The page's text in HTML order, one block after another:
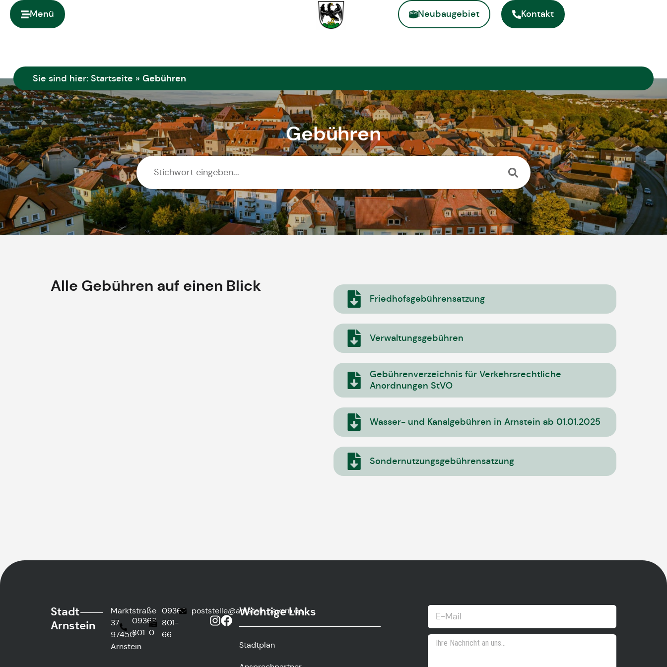
springenMenü Neubaugebiet Kontakt
Sie sind hier: Startseite » Gebühren
Gebühren
Alle Gebühren auf einen Blick
Friedhofsgebührensatzung
Verwaltungsgebühren
Gebührenverzeichnis für Verkehrsrechtliche
Anordnungen StVO
Wasser- und Kanalgebühren in Arnstein ab 01.01.2025
Sondernutzungsgebührensatzung
Stadt
Arnstein
Marktstraße
37
97450
Arnstein
09363
801-0
09363
801-
66
poststelle@arnstein.bayern.de
Wichtige Links
Stadtplan